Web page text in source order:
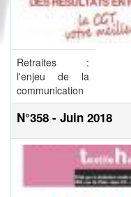
Retraites :
l'enjeu de la
communication
N°358 - Juin 2018